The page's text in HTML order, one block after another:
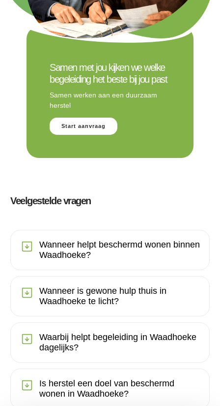
Samen met jou kijken we welke
begeleiding het beste bij jou past
Samen werken aan een duurzaam
herstel
Start aanvraag
Veelgestelde vragen
Wanneer helpt beschermd wonen binnen
Waadhoeke?
Wanneer is gewone hulp thuis in
Waadhoeke te licht?
Waarbij helpt begeleiding in Waadhoeke
dagelijks?
Is herstel een doel van beschermd
wonen in Waadhoeke?